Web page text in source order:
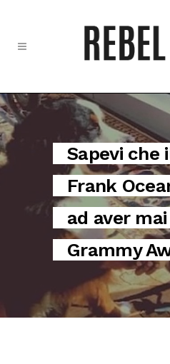
Sapevi che
Frank
ad aver
Grammy